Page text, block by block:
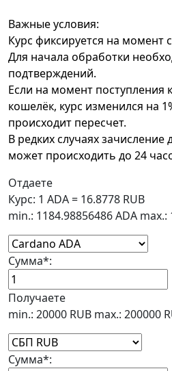
Важные условия:
Курс фиксируется на момент
Для начала обработки
подтверждений.
Если на момент
кошелёк, курс изменился на
происходит пересчет.
В редких случаях зачисление
может происходить до 24
Отдаете
Курс: 1 ADA = 16.8778 RUB
min.: 1184.98856486 ADA max.:
Сумма*:
Получаете
min.: 20000 RUB max.: 200000
Сумма*: